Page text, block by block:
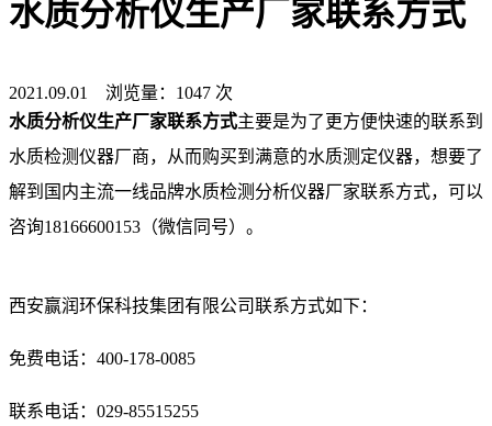
水质分析仪生产厂家联系方式
2021.09.01 浏览量：1047 次
水质分析仪生产厂家联系方式主要是为了更方便快速的联系到
水质检测仪器厂商，从而购买到满意的水质测定仪器，想要了
解到国内主流一线品牌水质检测分析仪器厂家联系方式，可以
咨询18166600153（微信同号）。
西安赢润环保科技集团有限公司联系方式如下：
免费电话：400-178-0085
联系电话：029-85515255